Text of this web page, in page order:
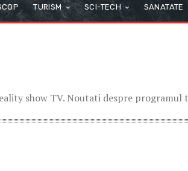
TURISM SCI-TECH SANATATE
show TV. Noutati despre programul